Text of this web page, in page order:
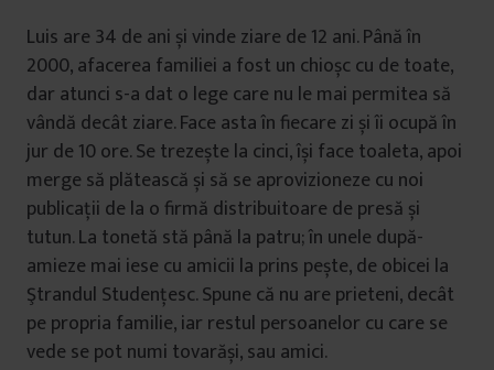
Luis are 34 de ani și vinde ziare de 12 ani. Până în
2000, afacerea familiei a fost un chioșc cu de toate,
dar atunci s-a dat o lege care nu le mai permitea să
vândă decât ziare. Face asta în fiecare zi și îi ocupă în
jur de 10 ore. Se trezește la cinci, își face toaleta, apoi
merge să plătească și să se aprovizioneze cu noi
publicații de la o firmă distribuitoare de presă și
tutun. La tonetă stă până la patru; în unele după-
amieze mai iese cu amicii la prins pește, de obicei la
Ştrandul Studențesc. Spune că nu are prieteni, decât
pe propria familie, iar restul persoanelor cu care se
vede se pot numi tovarăși, sau amici.